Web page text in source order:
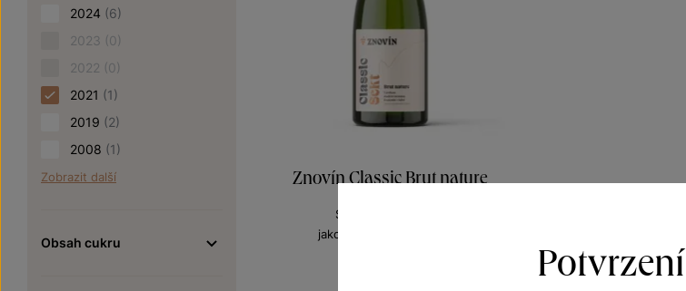
2024 (6)
2023 (0)
2022 (0)
2021 (1)
2019 (2)
2008 (1)
Zobrazit další
Obsah cukru
Znovín Classic Brut nature
Sekty a šumivá vína
jakostní šumivé víno 2021
Potvrzení